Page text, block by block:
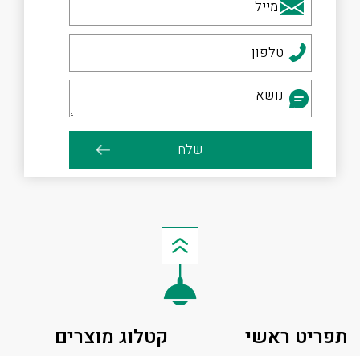
תפריט ראשי קטלוג מוצרים